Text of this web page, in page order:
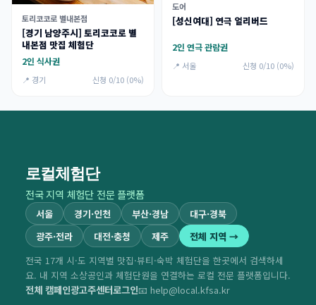
토리코코로 별내본점
[경기 남양주시] 토리코코로 별
내본점 맛집 체험단
2인 식사권
📍 경기 신청 0/10 (0%)
도어
[성신여대] 연극 얼리버드
2인 연극 관람권
📍 서울 신청 0/10 (0%)
로컬체험단
전국 지역 체험단 전문 플랫폼
서울 경기·인천 부산·경남
대구·경북
광주·전라
대전·충청 제주
전체 지역 →
전국 17개 시·도 지역별 맛집·뷰티·숙박 체험단을 한곳에서 검색하세
요. 내 지역 소상공인과 체험단원을 연결하는 로컬 전문 플랫폼입니다.
전체 캠페인광고주센터로그인📧 help@local.kfsa.kr